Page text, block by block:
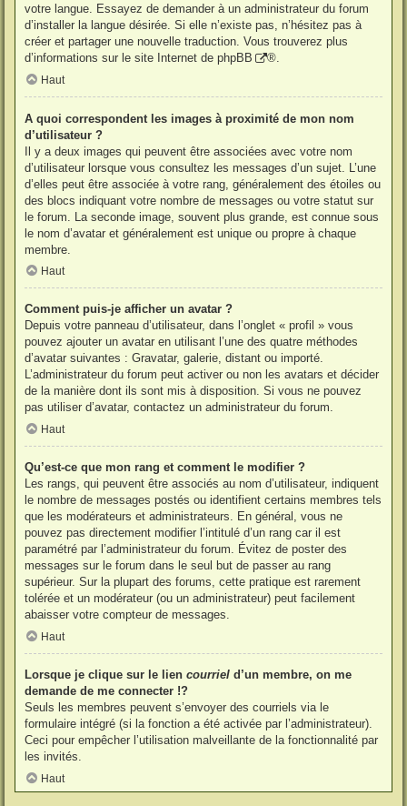
votre langue. Essayez de demander à un administrateur du forum
d’installer la langue désirée. Si elle n’existe pas, n’hésitez pas à
créer et partager une nouvelle traduction. Vous trouverez plus
d’informations sur le site Internet de phpBB ®.
Haut
A quoi correspondent les images à proximité de mon nom
d’utilisateur ?
Il y a deux images qui peuvent être associées avec votre nom
d’utilisateur lorsque vous consultez les messages d’un sujet. L’une
d’elles peut être associée à votre rang, généralement des étoiles ou
des blocs indiquant votre nombre de messages ou votre statut sur
le forum. La seconde image, souvent plus grande, est connue sous
le nom d’avatar et généralement est unique ou propre à chaque
membre.
Haut
Comment puis-je afficher un avatar ?
Depuis votre panneau d’utilisateur, dans l’onglet « profil » vous
pouvez ajouter un avatar en utilisant l’une des quatre méthodes
d’avatar suivantes : Gravatar, galerie, distant ou importé.
L’administrateur du forum peut activer ou non les avatars et décider
de la manière dont ils sont mis à disposition. Si vous ne pouvez
pas utiliser d’avatar, contactez un administrateur du forum.
Haut
Qu’est-ce que mon rang et comment le modifier ?
Les rangs, qui peuvent être associés au nom d’utilisateur, indiquent
le nombre de messages postés ou identifient certains membres tels
que les modérateurs et administrateurs. En général, vous ne
pouvez pas directement modifier l’intitulé d’un rang car il est
paramétré par l’administrateur du forum. Évitez de poster des
messages sur le forum dans le seul but de passer au rang
supérieur. Sur la plupart des forums, cette pratique est rarement
tolérée et un modérateur (ou un administrateur) peut facilement
abaisser votre compteur de messages.
Haut
Lorsque je clique sur le lien courriel d’un membre, on me
demande de me connecter !?
Seuls les membres peuvent s’envoyer des courriels via le
formulaire intégré (si la fonction a été activée par l’administrateur).
Ceci pour empêcher l’utilisation malveillante de la fonctionnalité par
les invités.
Haut